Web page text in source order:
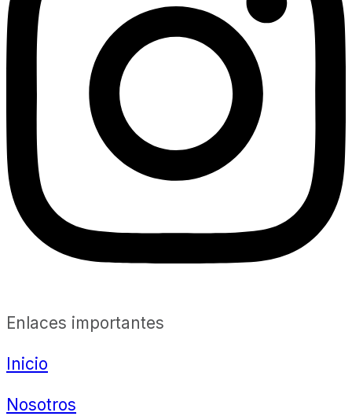
Enlaces importantes
Inicio
Nosotros